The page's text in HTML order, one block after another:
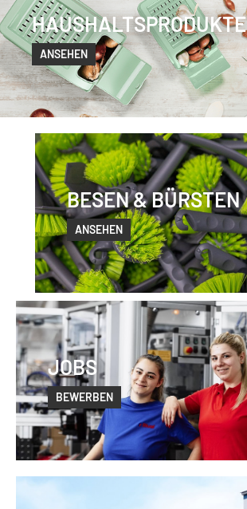
HAUSHALTSPRODUKTE
ANSEHEN
BESEN & BÜRSTEN
ANSEHEN
JOBS
BEWERBEN